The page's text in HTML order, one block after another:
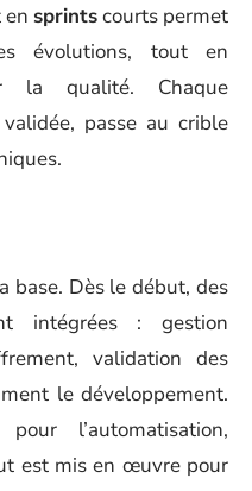
sprintscourts permet
évolutions, tout en
la qualité. Chaque
passe au crible
base. Dès le début, des
intégrées : gestion
validation des
le développement.
l’automatisation,
est mis en œuvre pour